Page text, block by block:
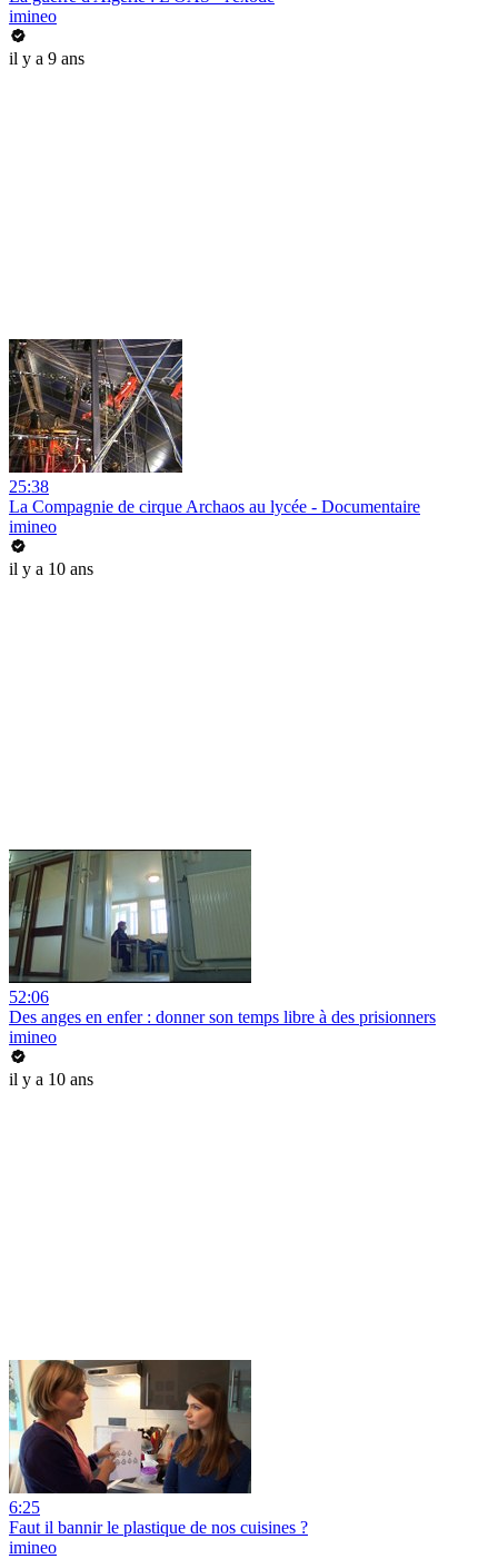
imineo
il y a 9 ans
25:38
La Compagnie de cirque Archaos au lycée - Documentaire
imineo
il y a 10 ans
52:06
Des anges en enfer : donner son temps libre à des prisionners
imineo
il y a 10 ans
6:25
Faut il bannir le plastique de nos cuisines ?
imineo